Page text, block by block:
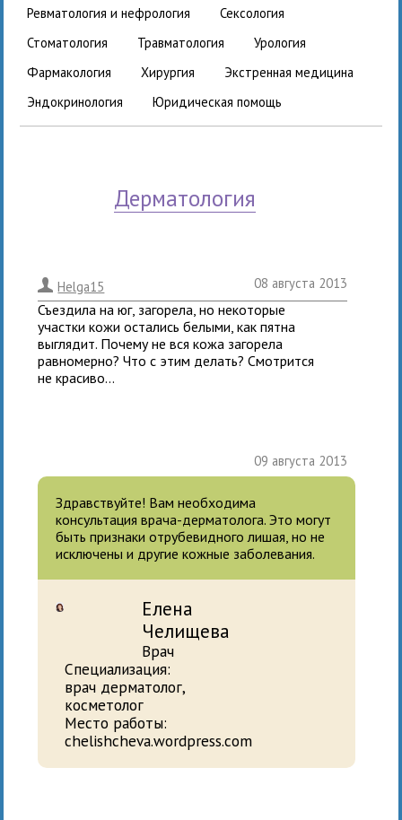
ревматология и нефрология
сексология
стоматология
травматология
урология
фармакология
хирургия
экстренная медицина
эндокринология
юридическая помощь
дерматология
. Helga15 08 августа 2013
Съездила на юг, загорела, но некоторые
участки кожи остались белыми, как пятна
выглядит. Почему не вся кожа загорела
равномерно? Что с этим делать? Смотрится
не красиво...
09 августа 2013
Здравствуйте! Вам необходима
консультация врача-дерматолога. Это могут
быть признаки отрубевидного лишая, но не
исключены и другие кожные заболевания.
Елена
Челищева
Врач
Специализация:
врач дерматолог,
косметолог
Место работы:
chelishcheva.wordpress.com